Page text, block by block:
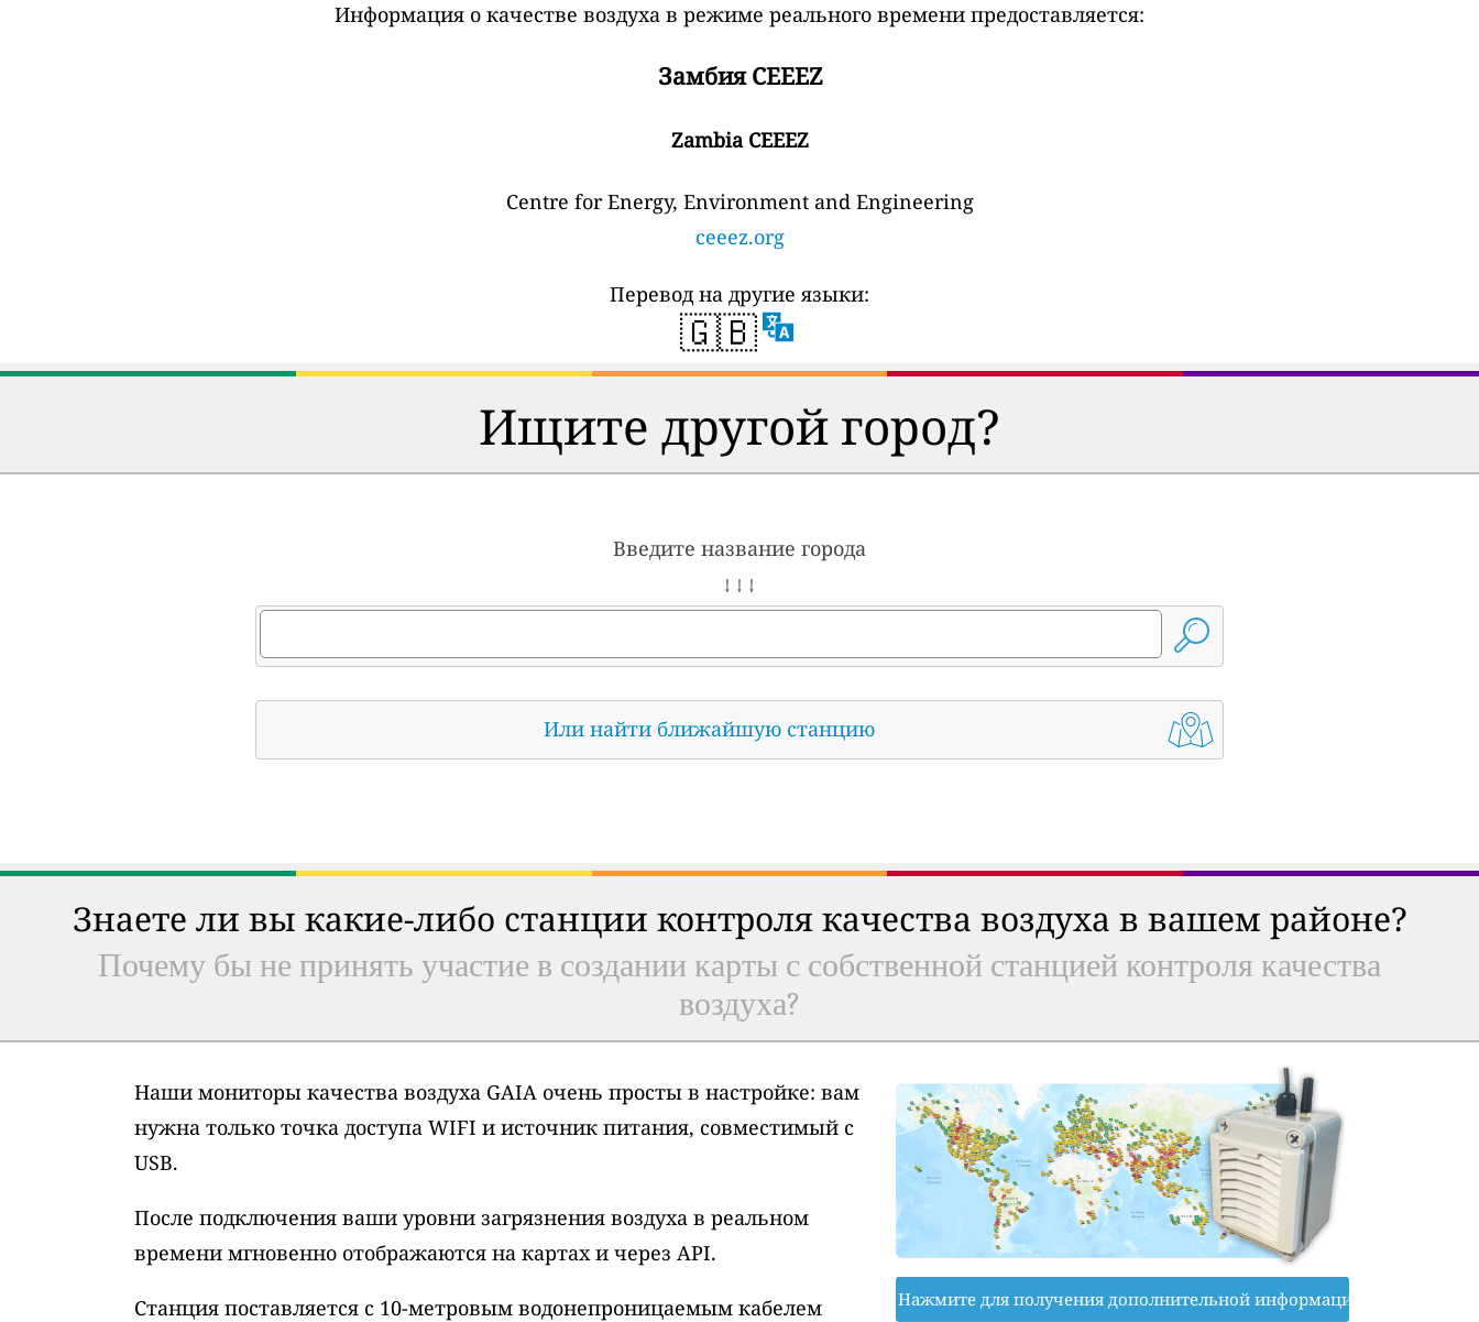
Информация о качестве воздуха в режиме реального времени предоставляется:
Замбия CEEEZ
Zambia CEEEZ
Centre for Energy, Environment and Engineering
ceeez.org
Перевод на другие языки:
🇬🇧
Ищите другой город?
Введите название города
↓ ↓ ↓
Или найти ближайшую станцию
Знаете ли вы какие-либо станции контроля качества воздуха в вашем районе?
Почему бы не принять участие в создании карты с собственной станцией контроля качества
воздуха?
Наши мониторы качества воздуха GAIA очень просты в настройке: вам
нужна только точка доступа WIFI и источник питания, совместимый с
USB.
После подключения ваши уровни загрязнения воздуха в реальном
времени мгновенно отображаются на картах и через API.
Станция поставляется с 10-метровым водонепроницаемым кабелем
Нажмите для получения дополнительной информации